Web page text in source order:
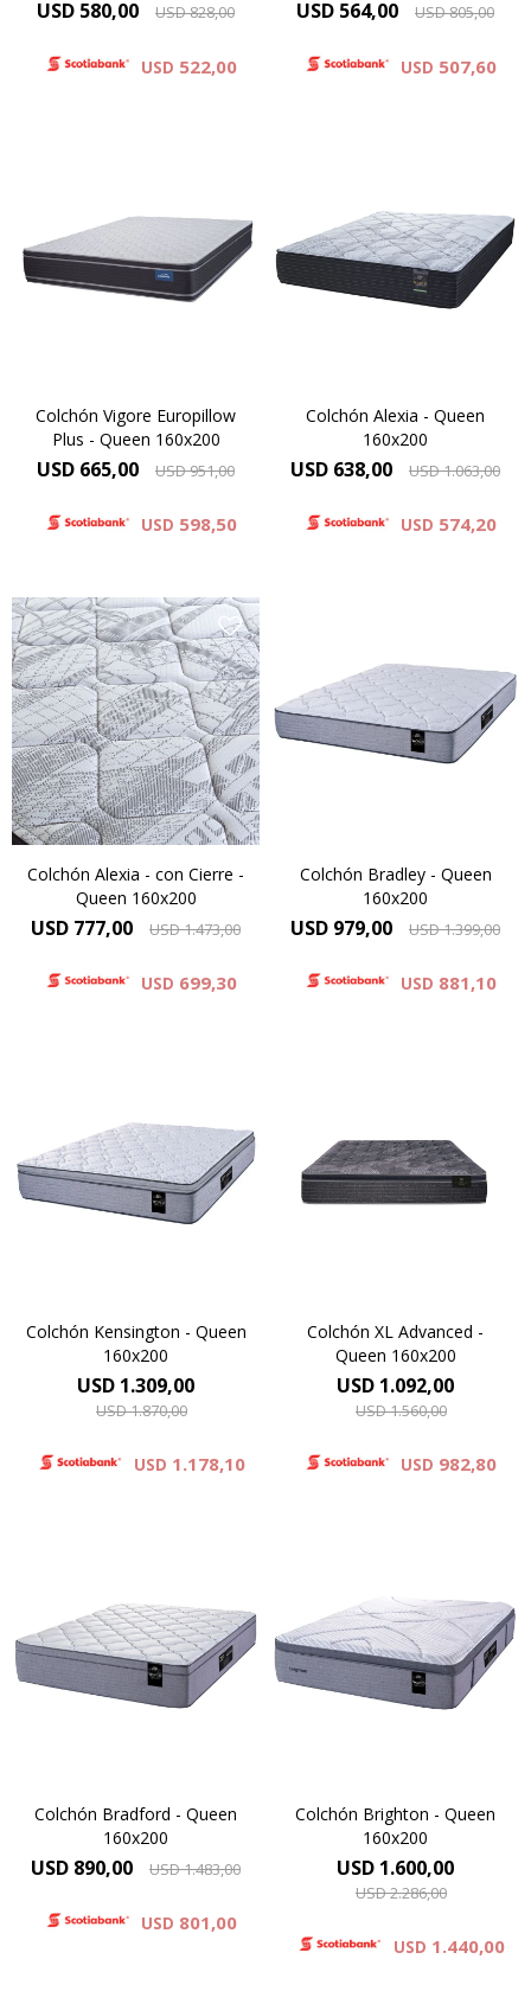
USD 580,00 USD828,00
USD 522,00
USD 564,00 USD805,00
USD 507,60
personas de gran contextura
Máxima Densidad
Copolimérica 60 kg.
Garantía 5 años
Colchón Vigore Europillow
Plus - Queen 160x200
USD 665,00 USD951,00
USD 598,50
Compactado de espumas de
alta densidad – Capa de
espuma cinco zonas de
activación – Comfort Grid –
Manta de fieltro – Resortes
LFK – Hard Foam®.Altura de
Colchón Alexia - Queen
160x200
USD 638,00 USD1.063,00
USD 574,20
Modelo Alexia con cierre
para separar en 2 camas.
Colchón Alexia - con Cierre -
Queen 160x200
USD 777,00 USD1.473,00
USD 699,30
Resortes individuales Pocket
se combinan con espumas
de alta densidad y una capa
de espuma sustentable Eco
Zoned. Hard Foam®.
Comfort Grid.Altura de
Colchón Bradley - Queen
160x200
USD 979,00 USD1.399,00
USD 881,10
Resortes individuales Pocket
se combinan con la espuma
sustentable Eco Zoned.
Comfort Grid. Hard
Foam®.Altura de colchón 28
cm.
Colchón Kensington - Queen
160x200
USD 1.309,00
USD1.870,00
USD 1.178,10
tejido de punto matelaseado.
Resortes LFK combinados
con espuma
viscoelástica.Altura de
Colchón XL Advanced -
Queen 160x200
USD 1.092,00
USD1.560,00
USD 982,80
Europillow compuesto por
espumas premium y cubierto
por tejido de punto
matelaseado.Altura de
colchón 29 cm.
Colchón Bradford - Queen
160x200
USD 890,00 USD1.483,00
USD 801,00
Pillow top cubierto por tejido
de punto de alto gramaje,
con capas de espuma
premium.Altura de colchón
35 cm.
Colchón Brighton - Queen
160x200
USD 1.600,00
USD2.286,00
USD 1.440,00